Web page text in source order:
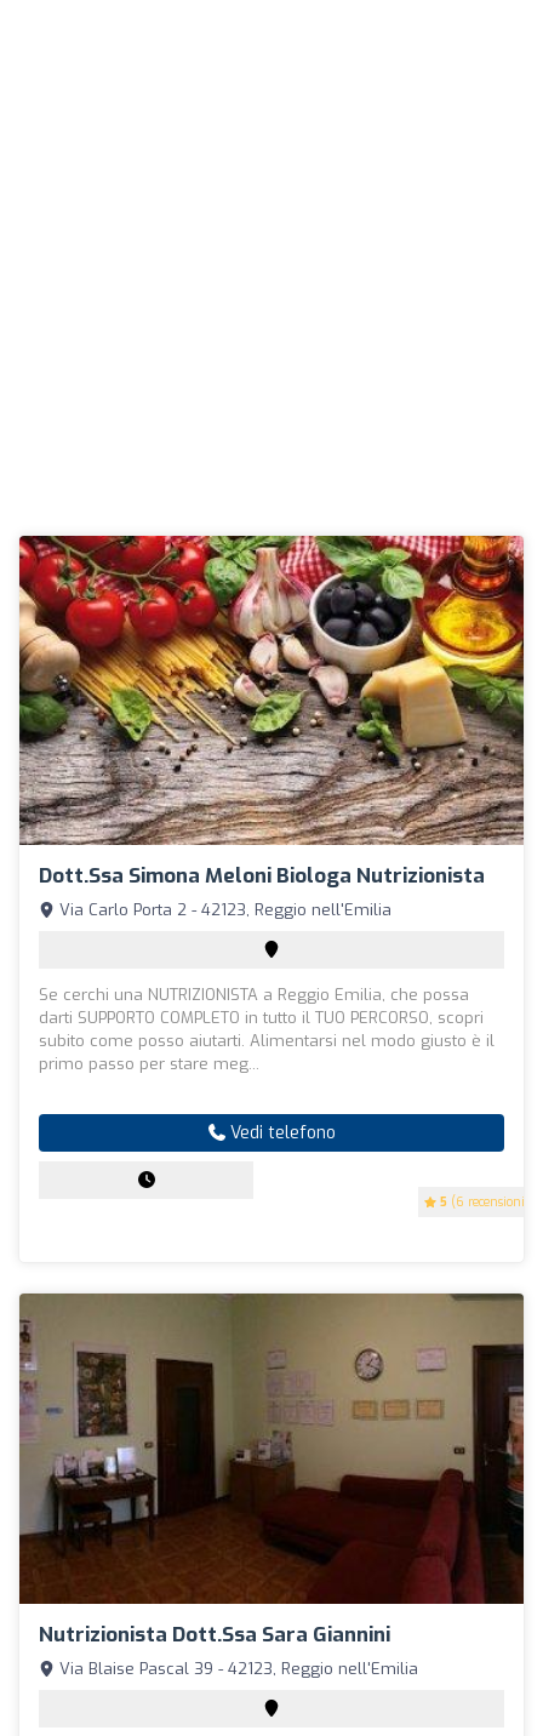
Dott.ssa Simona Meloni Biologa Nutrizionista
5 (6 recensioni)
Via Carlo Porta 2 - 42123, Reggio nell'Emilia
Se cerchi una NUTRIZIONISTA a Reggio Emilia, che possa
darti SUPPORTO COMPLETO in tutto il TUO PERCORSO, scopri
subito come posso aiutarti. Alimentarsi nel modo giusto è il
primo passo per stare meg...
Vedi telefono
Nutrizionista Dott.ssa Sara Giannini
Via Blaise Pascal 39 - 42123, Reggio nell'Emilia